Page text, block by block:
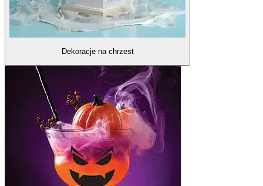
Dekoracje na chrzest